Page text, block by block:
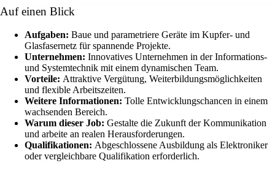
Auf einen Blick
Aufgaben: Baue und parametriere Geräte im Kupfer- und
Glasfasernetz für spannende Projekte.
Unternehmen: Innovatives Unternehmen in der Informations-
und Systemtechnik mit einem dynamischen Team.
Vorteile: Attraktive Vergütung, Weiterbildungsmöglichkeiten
und flexible Arbeitszeiten.
Weitere Informationen: Tolle Entwicklungschancen in einem
wachsenden Bereich.
Warum dieser Job: Gestalte die Zukunft der Kommunikation
und arbeite an realen Herausforderungen.
Qualifikationen: Abgeschlossene Ausbildung als Elektroniker
oder vergleichbare Qualifikation erforderlich.